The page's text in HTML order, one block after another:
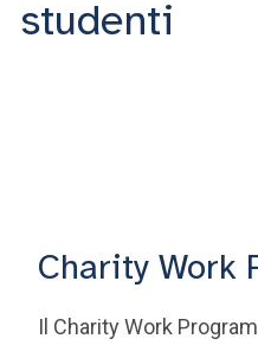
Il Charity Work
di volontariato in Italia